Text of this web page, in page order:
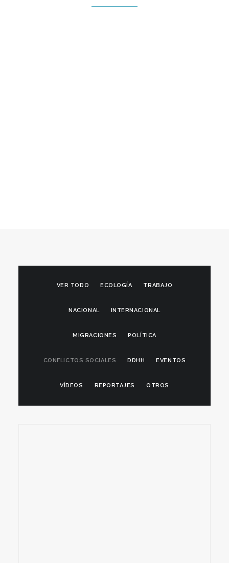
VER TODO ECOLOGÍA TRABAJO
NACIONAL INTERNACIONAL
MIGRACIONES POLÍTICA
CONFLICTOS SOCIALES DDHH EVENTOS
VÍDEOS REPORTAJES OTROS